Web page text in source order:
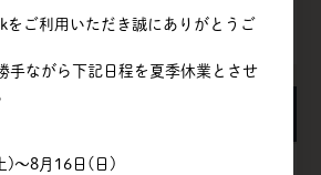
をご利用いただき誠にありがとうご
手ながら下記日程を夏季休業とさせ
)～8月16日(日)